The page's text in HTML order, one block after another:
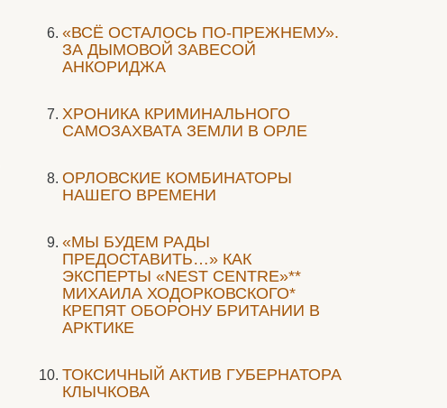
«ВСЁ ОСТАЛОСЬ ПО-ПРЕЖНЕМУ».
ЗА ДЫМОВОЙ ЗАВЕСОЙ
АНКОРИДЖА
ХРОНИКА КРИМИНАЛЬНОГО
САМОЗАХВАТА ЗЕМЛИ В ОРЛЕ
ОРЛОВСКИЕ КОМБИНАТОРЫ
НАШЕГО ВРЕМЕНИ
«МЫ БУДЕМ РАДЫ
ПРЕДОСТАВИТЬ…» КАК
ЭКСПЕРТЫ «NEST CENTRE»**
МИХАИЛА ХОДОРКОВСКОГО*
КРЕПЯТ ОБОРОНУ БРИТАНИИ В
АРКТИКЕ
ТОКСИЧНЫЙ АКТИВ ГУБЕРНАТОРА
КЛЫЧКОВА